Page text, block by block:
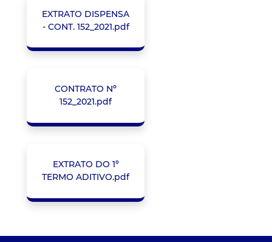
EXTRATO DISPENSA
- CONT. 152_2021.pdf
CONTRATO Nº
152_2021.pdf
EXTRATO DO 1º
TERMO ADITIVO.pdf